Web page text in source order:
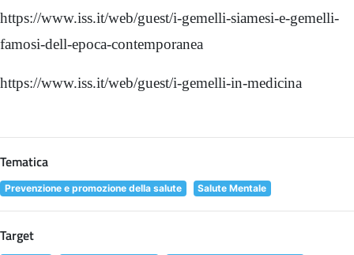
https://www.iss.it/web/guest/i-gemelli-siamesi-e-gemelli-
famosi-dell-epoca-contemporanea
https://www.iss.it/web/guest/i-gemelli-in-medicina
Tematica
Prevenzione e promozione della salute Salute Mentale
Target